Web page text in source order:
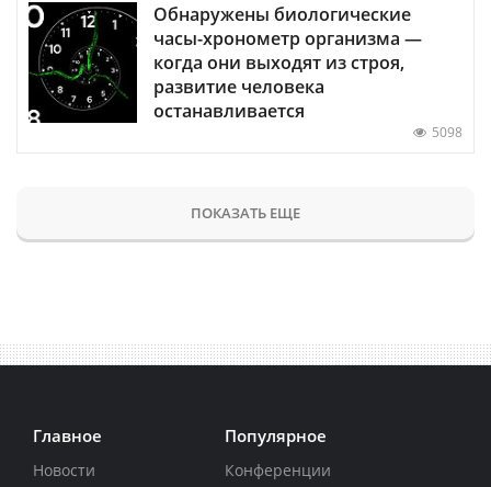
Обнаружены биологические
часы-хронометр организма —
когда они выходят из строя,
развитие человека
останавливается
5098
ПОКАЗАТЬ ЕЩЕ
Главное
Новости
Популярное
Конференции